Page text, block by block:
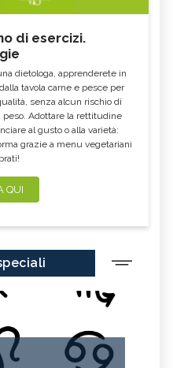
di esercizi.
dietologa, apprenderete in
tavola carne e pesce per
senza alcun rischio di
Adottare la rettitudine
al gusto o alla varietà:
grazie a menu vegetariani
QUI